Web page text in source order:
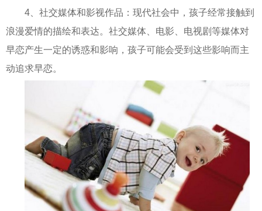
4、社交媒体和影视作品：现代社会中，孩子经常接触到
浪漫爱情的描绘和表达。社交媒体、电影、电视剧等媒体对
早恋产生一定的诱惑和影响，孩子可能会受到这些影响而主
动追求早恋。